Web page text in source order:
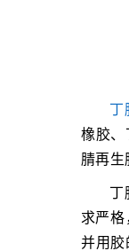
丁
橡胶、
腈再生
丁
求严
并用胶